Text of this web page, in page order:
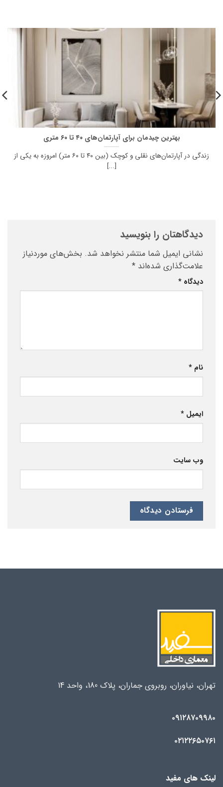
بهترین چیدمان برای آپارتمان‌های ۴۰ تا ۶۰ متری
زندگی در آپارتمان‌های نقلی و کوچک (بین ۴۰ تا ۶۰ متر) امروزه به یکی از
[...]
دیدگاهتان را بنویسید
نشانی ایمیل شما منتشر نخواهد شد. بخش‌های موردنیاز
علامت‌گذاری شده‌اند *
دیدگاه *
نام *
ایمیل *
وب‌ سایت
تهران، نیاوران، روبروی جماران، پلاک 180، واحد 14
۰۹۱۲۸۷۰۹۹۸۰
۰۲۱۲۲۶۵۰۷۶۱
لینک های مفید